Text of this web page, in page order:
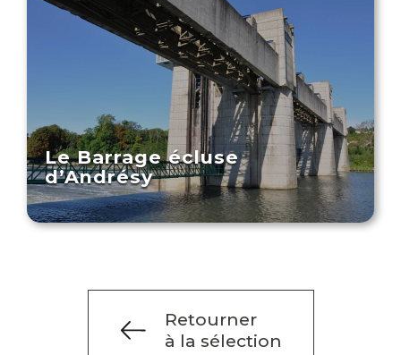
Le Barrage écluse
d’Andrésy
Retourner
à la sélection